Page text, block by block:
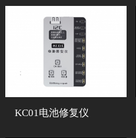
KC01电池修复仪